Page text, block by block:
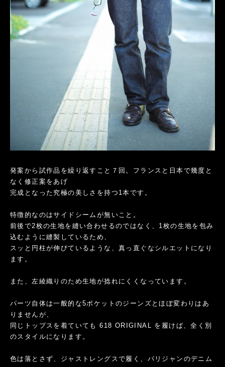
発案から試作品を繰り返すこと７回。フランスと日本で幾度と
なく修正案をあげ
完成となった究極の美しさを持つ1本です。
特徴的なのはサイドシームが無いこと。
前後で2枚の生地を縫い合わせるのではなく、1枚の生地を包み
込むように縫製しているため、
スッと円柱が伸びているような、真っ直ぐなシルエットになり
ます。
また、左綾織りのため生地が捻れにくくなっています。
パーツ自体は一般的な5ポケットのジーンズとほぼ変わりはあ
りませんが、
同じトップスを着ていても 618 ORIGINAL を履けば、全く別
のスタイルになります。
色は落とさず、ジャストレングスで履く、パリジャンのデニム